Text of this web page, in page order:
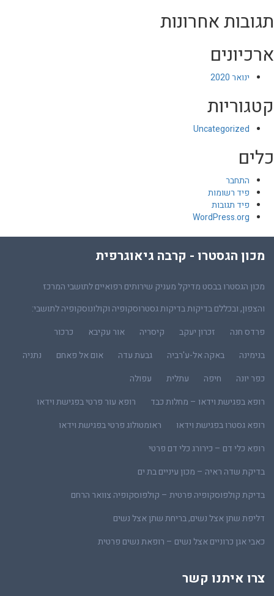
תגובות אחרונות
ארכיונים
ינואר 2020
קטגוריות
Uncategorized
כלים
התחבר
פיד רשומות
פיד תגובות
WordPress.org
מכון הגסטרו - קרבה גיאוגרפית
מכון הגסטרו בבסט מדיקל מעניק שירותים רפואיים לתושבי המרכז
והצפון, ובכללם בדיקות בדיקות גסטרוסקופיה וקולונוסקופיה לתושבי:
פרדס חנה
זכרון יעקב קיסריה אור עקיבא
כרכור
בנימינה
באקה אל-ע'רביה גבעת עדה אום אל פאחם
נתניה
כפר יונה
חיפה עתלית
עפולה
רופא בפגישת וידאו – מחלות כבד
רופא עור פרטי בפגישת וידאו
רופא גסטרו בפגישת וידאו
ראומטולוג פרטי בפגישת וידאו
רופא כלי דם – כירורג כלי דם פרטי
בדיקת שדה ראיה – מכון עיניים בת ים
בדיקת קולפוסקופיה פרטית – קולפוסקופיה צוואר הרחם
דליפת שתן אצל נשים, בריחת שתן אצל נשים
כאבי אגן כרוניים אצל נשים – רופאת נשים פרטית
צרו איתנו קשר